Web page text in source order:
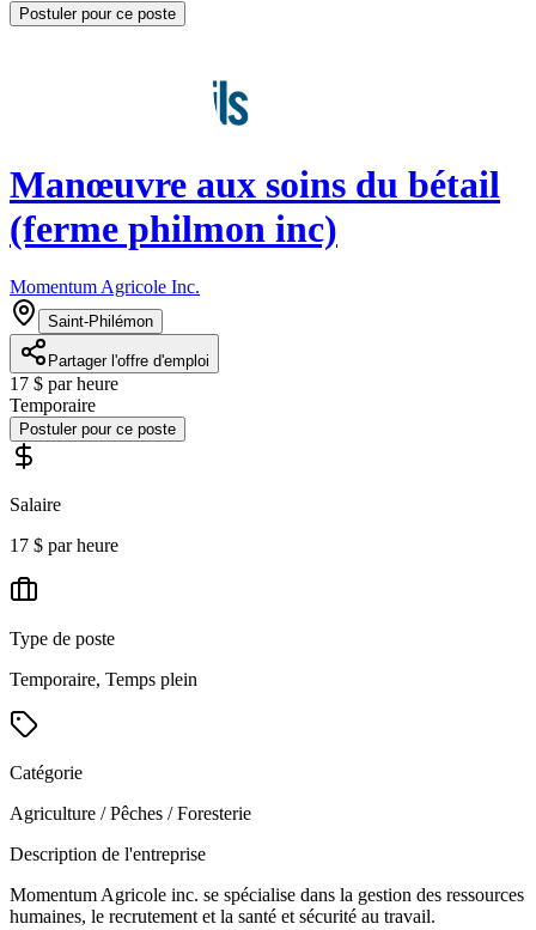
Postuler pour ce poste
Manœuvre aux soins du bétail
(ferme philmon inc)
Momentum Agricole Inc.
Saint-Philémon
Partager l'offre d'emploi
17 $ par heure
Temporaire
Postuler pour ce poste
Salaire
17 $ par heure
Type de poste
Temporaire, Temps plein
Catégorie
Agriculture / Pêches / Foresterie
Description de l'entreprise
Momentum Agricole inc. se spécialise dans la gestion des ressources
humaines, le recrutement et la santé et sécurité au travail.